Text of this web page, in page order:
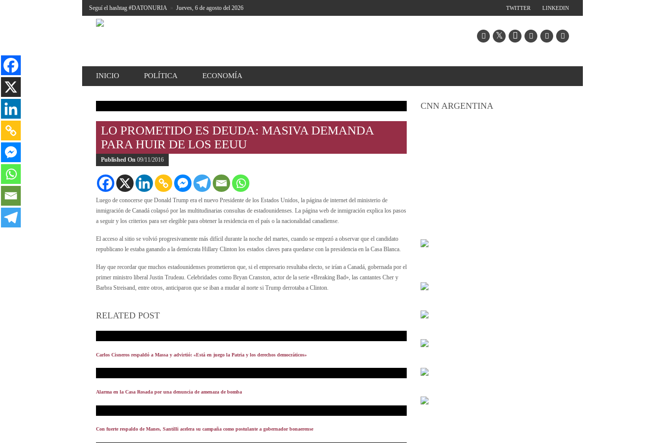
Seguí el hashtag #DATONURIA » Jueves, 6 de agosto del 2026 LINKEDIN
TWITTER
INICIO POLÍTICA ECONOMÍA
LO PROMETIDO ES DEUDA: MASIVA DEMANDA
PARA HUIR DE LOS EEUU
Published On 09/11/2016
Luego de conocerse que Donald Trump era el nuevo Presidente de los Estados Unidos, la página de internet del ministerio de
inmigración de Canadá colapsó por las multitudinarias consultas de estadounidenses. La página web de inmigración explica los pasos
a seguir y los criterios para ser elegible para obtener la residencia en el país o la nacionalidad canadiense.
El acceso al sitio se volvió progresivamente más difícil durante la noche del martes, cuando se empezó a observar que el candidato
republicano le estaba ganando a la demócrata Hillary Clinton los estados claves para quedarse con la presidencia en la Casa Blanca.
Hay que recordar que muchos estadounidenses prometieron que, si el empresario resultaba electo, se irían a Canadá, gobernada por el
primer ministro liberal Justin Trudeau. Celebridades como Bryan Cranston, actor de la serie «Breaking Bad», las cantantes Cher y
Barbra Streisand, entre otros, anticiparon que se iban a mudar al norte si Trump derrotaba a Clinton.
RELATED POST
Carlos Cisneros respaldó a Massa y advirtió: «Está en juego la Patria y los derechos democráticos»
Alarma en la Casa Rosada por una denuncia de amenaza de bomba
Con fuerte respaldo de Manes, Santilli acelera su campaña como postulante a gobernador bonaerense
CNN ARGENTINA